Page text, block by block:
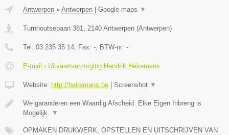
Antwerpen » Antwerpen Google maps ▼
Turnhoutsebaan 381 2140 Antwerpen (Antwerpen)
Tel: 03 235 35 14 , Fax: - , BTW-nr: -
E-mail › Uitvaartverzorging Hendrik Heiremans
Website: http://heiremans.be Screenshot ▼
We garanderen een Waardig Afscheid. Elke Eigen Inbreng is
Mogelijk.
▼
OPMAKEN DRUKWERK, OPSTELLEN EN UITSCHRIJVEN VAN